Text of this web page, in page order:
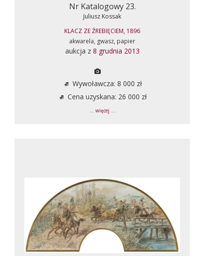
Nr Katalogowy 23.
Juliusz Kossak
KLACZ ZE ŹREBIĘCIEM, 1896
akwarela, gwasz, papier
aukcja z 8 grudnia 2013
Wywoławcza: 8 000 zł
Cena uzyskana: 26 000 zł
... więcej ...